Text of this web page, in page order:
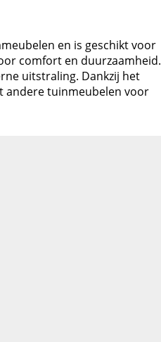
en is geschikt voor
comfort en duurzaamheid.
uitstraling. Dankzij het
andere tuinmeubelen voor